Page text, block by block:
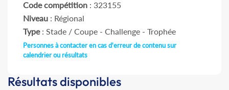
Code compétition : 323155
Niveau : Régional
Type: Stade / Coupe - Challenge - Trophée
Personnes à contacter en cas d'erreur de contenu sur
calendrier ou résultats
Résultats disponibles